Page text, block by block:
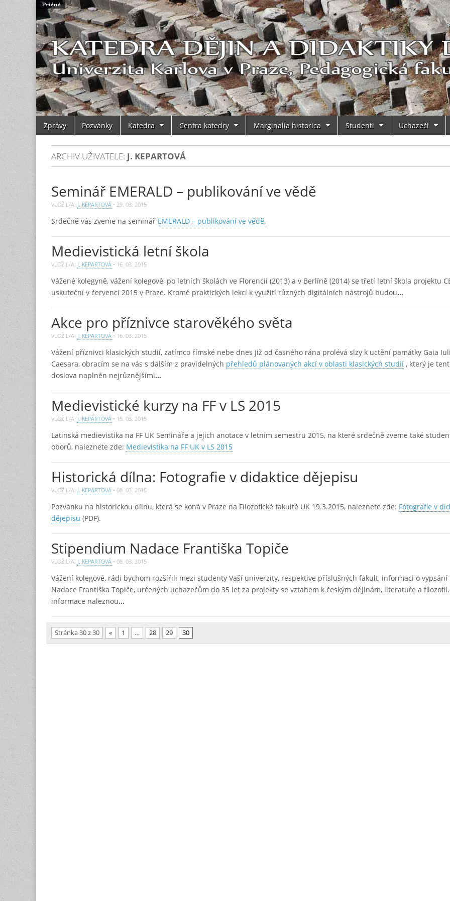
Main
menu
Skip
content
Zprávy Pozvánky Katedra Centra katedry Marginalia historica Studenti Uchazeči
ARCHIV UŽIVATELE: J. KEPARTOVÁ
Seminář EMERALD – publikování ve vědě
VLOŽIL/A: J. KEPARTOVÁ • 29. 03. 2015
Srdečně vás zveme na seminář EMERALD – publikování ve vědě.
Medievistická letní škola
VLOŽIL/A: J. KEPARTOVÁ • 16. 03. 2015
Vážené kolegyně, vážení kolegové, po letních školách ve Florencii (2013) a v Berlíně (2014) se třetí letní škola projektu
uskuteční v červenci 2015 v Praze. Kromě praktických lekcí k využití různých digitálních nástrojů budou…
Akce pro příznivce starověkého světa
VLOŽIL/A: J. KEPARTOVÁ • 16. 03. 2015
Vážení příznivci klasických studií, zatímco římské nebe dnes již od časného rána prolévá slzy k uctění památky Gaia
Caesara, obracím se na vás s dalším z pravidelných přehledů plánovaných akcí v oblasti klasických studií , který je
doslova naplněn nejrůznějšími…
Medievistické kurzy na FF v LS 2015
VLOŽIL/A: J. KEPARTOVÁ • 15. 03. 2015
Latinská medievistika na FF UK Semináře a jejich anotace v letním semestru 2015, na které srdečně zveme také
oborů, naleznete zde: Medievistika na FF UK v LS 2015
Historická dílna: Fotografie v didaktice dějepisu
VLOŽIL/A: J. KEPARTOVÁ • 08. 03. 2015
Pozvánku na historickou dílnu, která se koná v Praze na Filozofické fakultě UK 19.3.2015, naleznete zde: Fotografie v
dějepisu (PDF).
Stipendium Nadace Františka Topiče
VLOŽIL/A: J. KEPARTOVÁ • 08. 03. 2015
Vážení kolegové, rádi bychom rozšířili mezi studenty Vaší univerzity, respektive příslušných fakult, informaci o
Nadace Františka Topiče, určených uchazečům do 35 let za projekty se vztahem k českým dějinám, literatuře a
informace naleznou…
Stránka 30 z 30 « 1 … 28 29 30